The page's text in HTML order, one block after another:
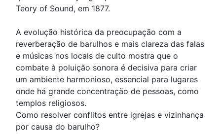
Teory of Sound, em 1877.
A evolução histórica da preocupação com a
reverberação de barulhos e mais clareza das falas
e músicas nos locais de culto mostra que o
combate à poluição sonora é decisiva para criar
um ambiente harmonioso, essencial para lugares
onde há grande concentração de pessoas, como
templos religiosos.
Como resolver conflitos entre igrejas e vizinhança
por causa do barulho?